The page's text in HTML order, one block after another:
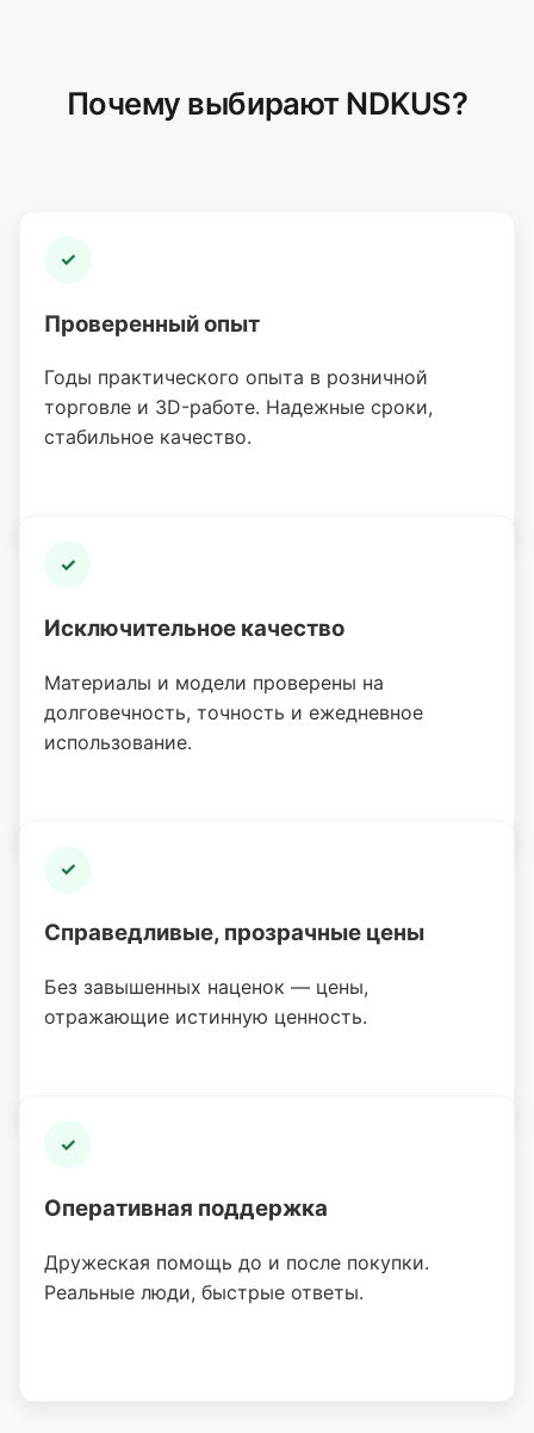
Почему выбирают NDKUS?
✓
Проверенный опыт
Годы практического опыта в розничной
торговле и 3D-работе. Надежные сроки,
стабильное качество.
✓
Исключительное качество
Материалы и модели проверены на
долговечность, точность и ежедневное
использование.
✓
Справедливые, прозрачные цены
Без завышенных наценок — цены,
отражающие истинную ценность.
✓
Оперативная поддержка
Дружеская помощь до и после покупки.
Реальные люди, быстрые ответы.